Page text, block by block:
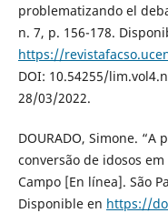
problematizando el
n. 7, p. 156-178.
https://
DOI: 10.54255/
28/03/2022.
DOURADO, Simone. “A
conversão de idosos
Campo [En línea]. São
Disponible en https://